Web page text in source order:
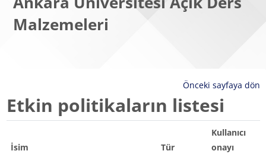
Malzemeleri
Önceki sayfaya dön
Etkin politikaların listesi
İsim Tür
Kullanıcı
onayı